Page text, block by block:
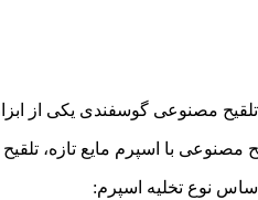
مصنوعی گوسفندی یکی از
اسپرم مایع تازه، تلقیح مصنوعی با
نوع تخلیه اسپرم: